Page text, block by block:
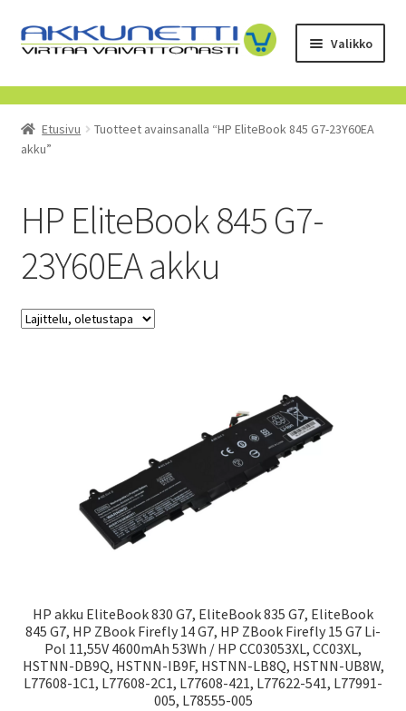
Siirry
navigointiin
Siirry
sisältöön
Valikko
Kauppa
Tietoa meistä
Toimitusehdot
POISTUVAT TUOTTEET
Etusivu
Tuotteet avainsanalla “HP EliteBook 845 G7-23Y60EA
akku”
HP EliteBook 845 G7-
23Y60EA akku
HP akku EliteBook 830 G7, EliteBook 835 G7, EliteBook
845 G7, HP ZBook Firefly 14 G7, HP ZBook Firefly 15 G7 Li-
Pol 11,55V 4600mAh 53Wh / HP CC03053XL, CC03XL,
HSTNN-DB9Q, HSTNN-IB9F, HSTNN-LB8Q, HSTNN-UB8W,
L77608-1C1, L77608-2C1, L77608-421, L77622-541, L77991-
005, L78555-005